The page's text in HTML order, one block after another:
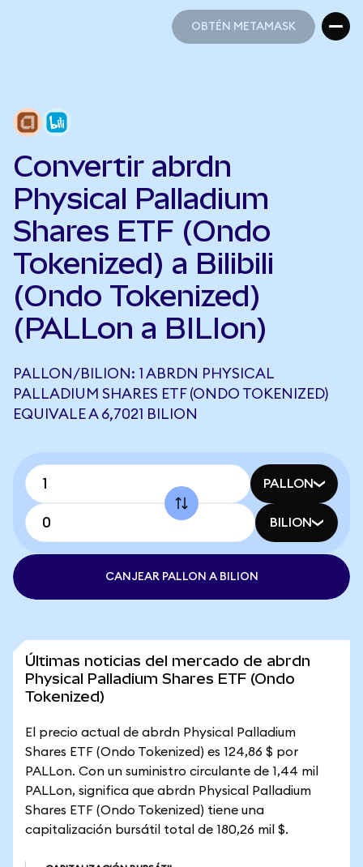
OBTÉN METAMASK
Convertir abrdn
Physical Palladium
Shares ETF (Ondo
Tokenized) a Bilibili
(Ondo Tokenized)
(PALLon a BILIon)
PALLON/BILION: 1 ABRDN PHYSICAL
PALLADIUM SHARES ETF (ONDO TOKENIZED)
EQUIVALE A 6,7021 BILION
PALLON
BILION
CANJEAR PALLON A BILION
Últimas noticias del mercado de abrdn
Physical Palladium Shares ETF (Ondo
Tokenized)
El precio actual de abrdn Physical Palladium
Shares ETF (Ondo Tokenized) es 124,86 $ por
PALLon. Con un suministro circulante de 1,44 mil
PALLon, significa que abrdn Physical Palladium
Shares ETF (Ondo Tokenized) tiene una
capitalización bursátil total de 180,26 mil $.